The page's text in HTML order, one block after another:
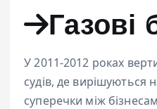
Газові
У 2011-2012 роках
судів, де вирішуються
суперечки між